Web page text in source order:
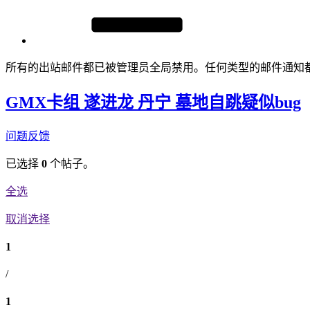
所有的出站邮件都已被管理员全局禁用。任何类型的邮件通知
GMX卡组 遂进龙 丹宁 墓地自跳疑似bug
问题反馈
已选择 0 个帖子。
全选
取消选择
1
/
1